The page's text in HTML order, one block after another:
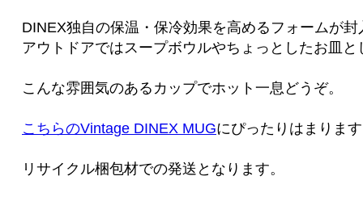
DINEX独自の保温・保冷効果を高めるフォームが封
アウトドアではスープボウルやちょっとしたお皿
こんな雰囲気のあるカップでホット一息どうぞ。
こちらのVintage DINEX MUGにぴったりはまりま
リサイクル梱包材での発送となります。